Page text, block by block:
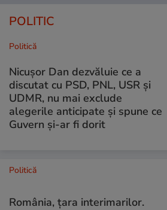
POLITIC
Politică
Nicușor Dan dezvăluie ce a
discutat cu PSD, PNL, USR și
UDMR, nu mai exclude
alegerile anticipate și spune ce
Guvern și-ar fi dorit
Politică
România, țara interimarilor.